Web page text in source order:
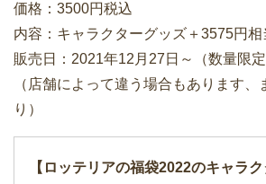
価格：3500円税込
内容：キャラクターグッズ＋3575円相
販売日：2021年12月27日～（数量限定
（店舗によって違う場合もあります
り）
【ロッテリアの福袋2022のキャラ